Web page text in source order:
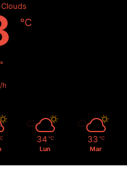
℃
h
34 ℃
Lun
33 ℃
Mar